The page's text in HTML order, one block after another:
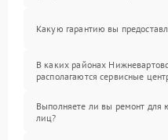
Какую гарантию вы
В каких районах
располагаются сервисные
Выполняете ли вы ремонт для
лиц?